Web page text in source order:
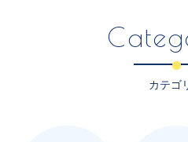
カテゴ